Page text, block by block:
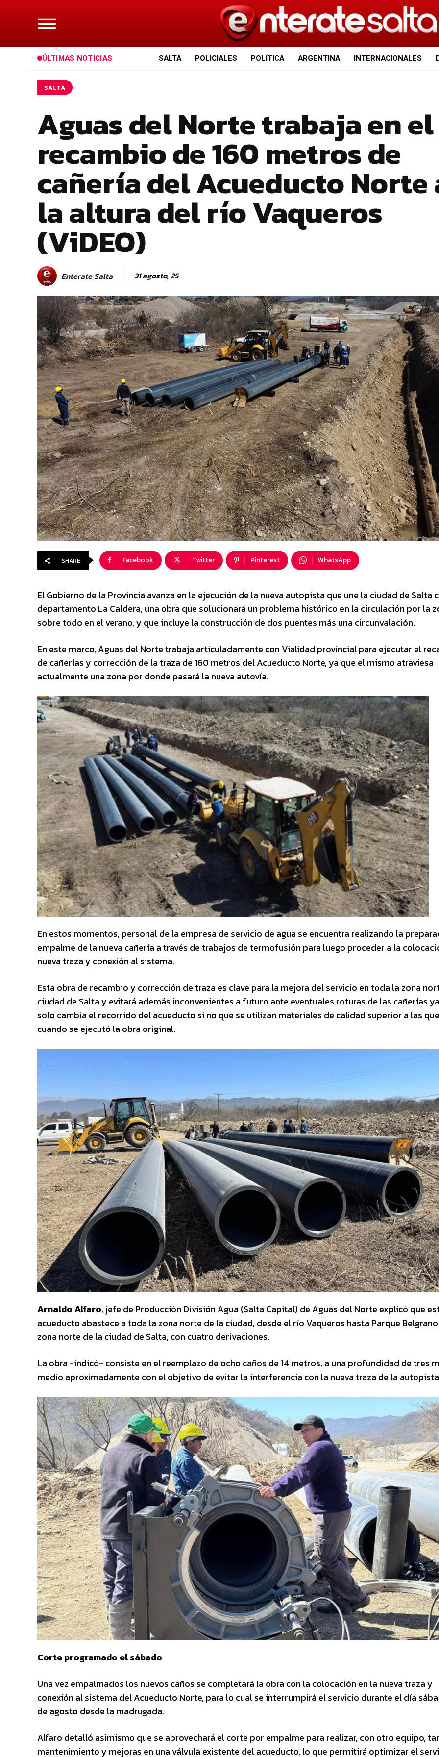
ÚLTIMAS NOTICIAS SALTA POLICIALES POLÍTICA ARGENTINA INTERNACIONALES
SALTA
Aguas del Norte trabaja en el
recambio de 160 metros de
cañería del Acueducto Norte
la altura del río Vaqueros
(ViDEO)
Enterate Salta 31 agosto, 25
SHARE Facebook Twitter Pinterest WhatsApp
El Gobierno de la Provincia avanza en la ejecución de la nueva autopista que une la ciudad de Salta
departamento La Caldera, una obra que solucionará un problema histórico en la circulación por la
sobre todo en el verano, y que incluye la construcción de dos puentes más una circunvalación.
En este marco, Aguas del Norte trabaja articuladamente con Vialidad provincial para ejecutar el
de cañerías y corrección de la traza de 160 metros del Acueducto Norte, ya que el mismo atraviesa
actualmente una zona por donde pasará la nueva autovía.
En estos momentos, personal de la empresa de servicio de agua se encuentra realizando la
empalme de la nueva cañería a través de trabajos de termofusión para luego proceder a la
nueva traza y conexión al sistema.
Esta obra de recambio y corrección de traza es clave para la mejora del servicio en toda la zona
ciudad de Salta y evitará además inconvenientes a futuro ante eventuales roturas de las cañerías
solo cambia el recorrido del acueducto si no que se utilizan materiales de calidad superior a las
cuando se ejecutó la obra original.
Arnaldo Alfaro, jefe de Producción División Agua (Salta Capital) de Aguas del Norte explicó que
acueducto abastece a toda la zona norte de la ciudad, desde el río Vaqueros hasta Parque
zona norte de la ciudad de Salta, con cuatro derivaciones.
La obra -indicó- consiste en el reemplazo de ocho caños de 14 metros, a una profundidad de tres
medio aproximadamente con el objetivo de evitar la interferencia con la nueva traza de la
Corte programado el sábado
Una vez empalmados los nuevos caños se completará la obra con la colocación en la nueva traza y
conexión al sistema del Acueducto Norte, para lo cual se interrumpirá el servicio durante el día
de agosto desde la madrugada.
Alfaro detalló asimismo que se aprovechará el corte por empalme para realizar, con otro equipo,
mantenimiento y mejoras en una válvula existente del acueducto, lo que permitirá optimizar el